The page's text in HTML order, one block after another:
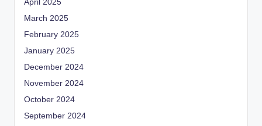
April 2025
March 2025
February 2025
January 2025
December 2024
November 2024
October 2024
September 2024